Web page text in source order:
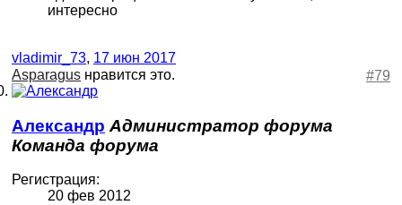
интересно
vladimir_73, 17 июн 2017
#79
Asparagus нравится это.
Александр Администратор форума
Команда форума
Регистрация:
20 фев 2012